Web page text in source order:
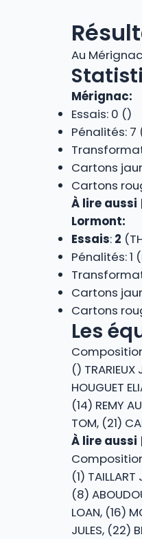
Au
Mérignac:
Essais: 0 ()
Pénalités: 7
Cartons
Cartons
À lire aussi |
Lormont:
Essais: 2
Pénalités: 1
Cartons
Cartons
Les
() TRARIEUX
HOUGUET
(14) REMY
TOM, (21)
À lire aussi |
(1)
(8)
LOAN, (16)
JULES, (22)